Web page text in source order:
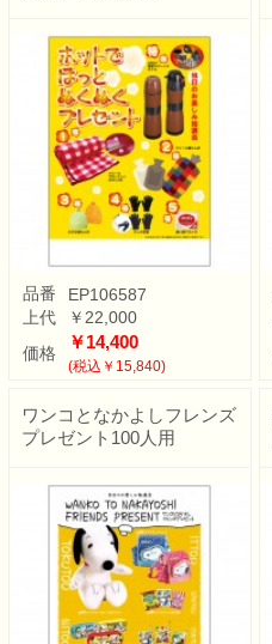
品番
EP106587
上代
￥22,000
価格
￥14,400
(税込￥15,840)
ワンコとなかよしフレンズ
プレゼント100人用